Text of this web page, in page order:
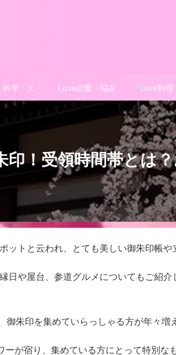
学・ス Love恋愛・悩み Love料理
！受領時間帯とは
ットと云われ、とても美しい御朱印帳や
日や屋台、参道グルメについてもご紹
朱印を集めていらっしゃる方が年々増
が宿り、集めている方にとって特別なも